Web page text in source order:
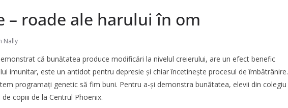
– roade ale harului în om
Nally
că bunătatea produce modificări la nivelul creierului, are un efect benefic
imunitar, este un antidot pentru depresie şi chiar încetineşte procesul de îmbătrânire.
programaţi genetic să fim buni. Pentru a-și demonstra bunătatea, elevii din colegiu
copiii de la Centrul Phoenix.